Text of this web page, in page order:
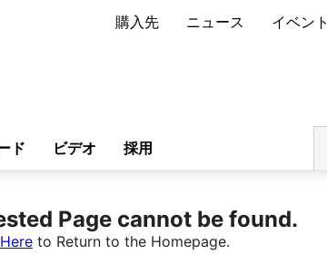
購入先 ニュース イベント
ド ビデオ 採用
Page cannot be found.
to Return to the Homepage.